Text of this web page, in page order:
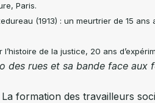
Paris.
(1913) : un meurtrier de 15
l’histoire de la justice, 20 ans
des rues et sa bande face aux
formation des travailleurs